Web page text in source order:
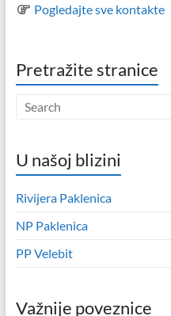
Pogledajte sve kontakte
Pretražite stranice
U našoj blizini
Rivijera Paklenica
NP Paklenica
PP Velebit
Važnije poveznice